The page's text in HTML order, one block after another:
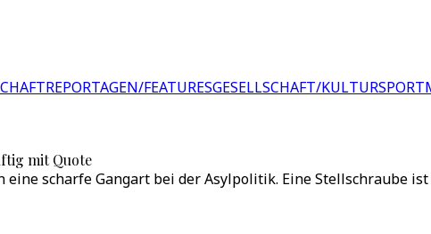
REPORTAGEN/FEATURESGESELLSCHAFT/KULTURSPORT
mit Quote
scharfe Gangart bei der Asylpolitik. Eine Stellschraube